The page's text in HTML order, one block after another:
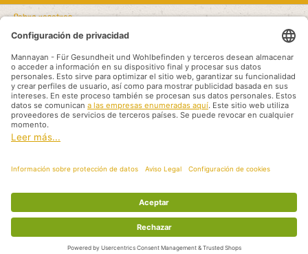
Sobre nosotros
Textos legales
Línea de asistencia
Recommended links
Modalidades de pago
Shipping methods
Aviso legal Protección de datos
Condiciones generales
, los gastos de envío
© 2026 Mannayan - für Gesundheit und Wohlbefinden - All Rights Reserved.